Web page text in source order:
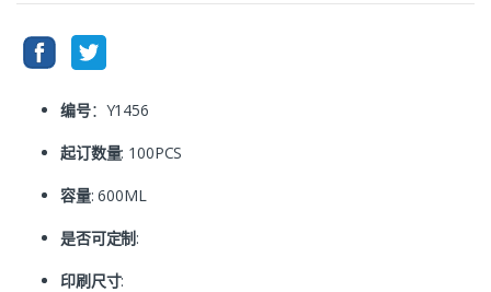
编号：Y1456
起订数量: 100PCS
容量: 600ML
是否可定制:
印刷尺寸: